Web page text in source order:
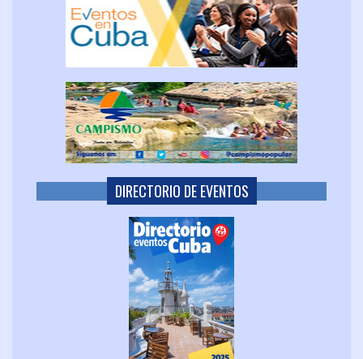
DIRECTORIO DE EVENTOS